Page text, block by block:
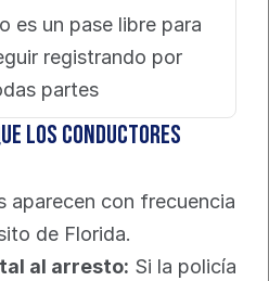
es un pase libre para
registrando por
partes
los conductores
aparecen con frecuencia
de Florida.
al arresto: Si la policía